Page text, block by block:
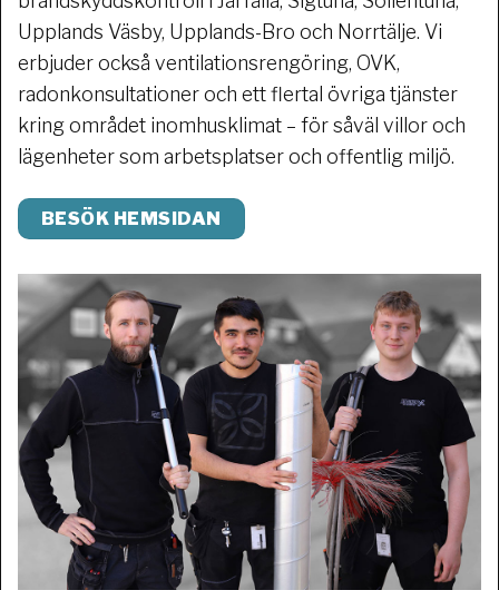
Upplands Väsby, Upplands-Bro och Norrtälje. Vi
erbjuder också ventilationsrengöring, OVK,
radonkonsultationer och ett flertal övriga tjänster
kring området inomhusklimat – för såväl villor och
lägenheter som arbetsplatser och offentlig miljö.
BESÖK HEMSIDAN